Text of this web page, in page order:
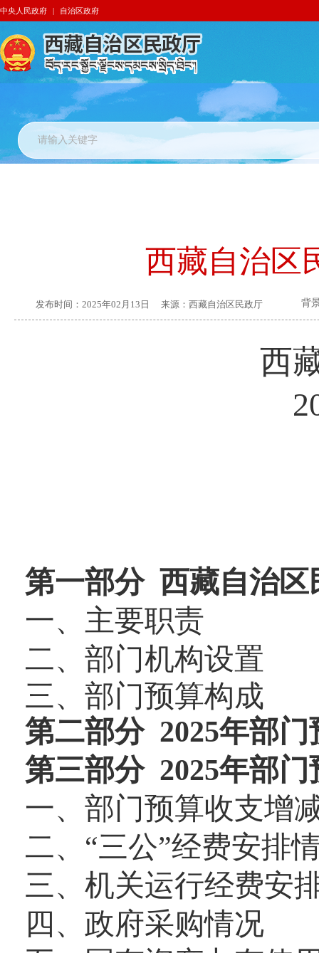
中央人民政府 | 自治区政府
西藏自治区
发布时间： 2025年02月13日 来源： 西藏自治区民政厅 背
西
第一部分 西藏自治区
一、主要职责
二、部门机构设置
三、部门预算构成
第二部分 2025年部门
第三部分 2025年部
一、部门预算收支增
二、“三公”经费安排
三、机关运行经费安
四、政府采购情况